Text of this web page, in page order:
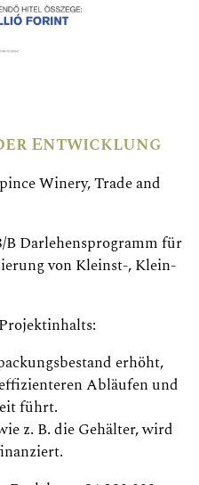
Entwicklung
Winery, Trade and
Darlehensprogramm für
von Kleinst-, Klein-
erhöht,
Abläufen und
führt.
z. B. die Gehälter, wird